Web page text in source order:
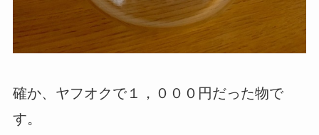
確か、ヤフオクで１，０００円だった物で
す。